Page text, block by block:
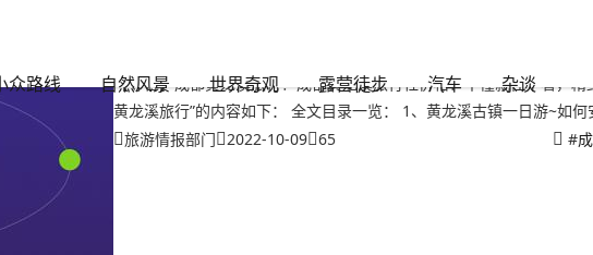
众路线 自然风景 世界奇观 露营徒步 汽车 杂谈
【导言】成都黄龙溪旅行？成都黄龙溪旅行社价格？不懂就往下看，精
黄龙溪旅行”的内容如下： 全文目录一览： 1、黄龙溪古镇一日游~如何
旅游情报部门 2022-10-09 65 #